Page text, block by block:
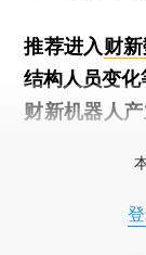
推荐进入财
结构人员变化
财新机器人